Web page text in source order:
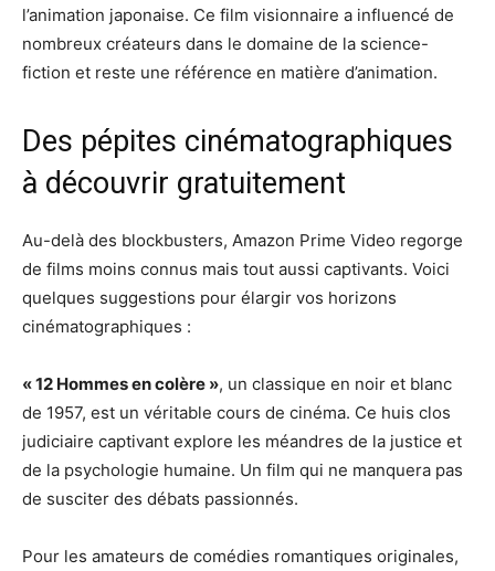
l’animation japonaise. Ce film visionnaire a influencé de
nombreux créateurs dans le domaine de la science-
fiction et reste une référence en matière d’animation.
Des pépites cinématographiques
à découvrir gratuitement
Au-delà des blockbusters, Amazon Prime Video regorge
de films moins connus mais tout aussi captivants. Voici
quelques suggestions pour élargir vos horizons
cinématographiques :
« 12 Hommes en colère », un classique en noir et blanc
de 1957, est un véritable cours de cinéma. Ce huis clos
judiciaire captivant explore les méandres de la justice et
de la psychologie humaine. Un film qui ne manquera pas
de susciter des débats passionnés.
Pour les amateurs de comédies romantiques originales,